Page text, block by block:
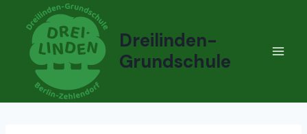
Inhalt
springen
Dreilinden-
Grundschule